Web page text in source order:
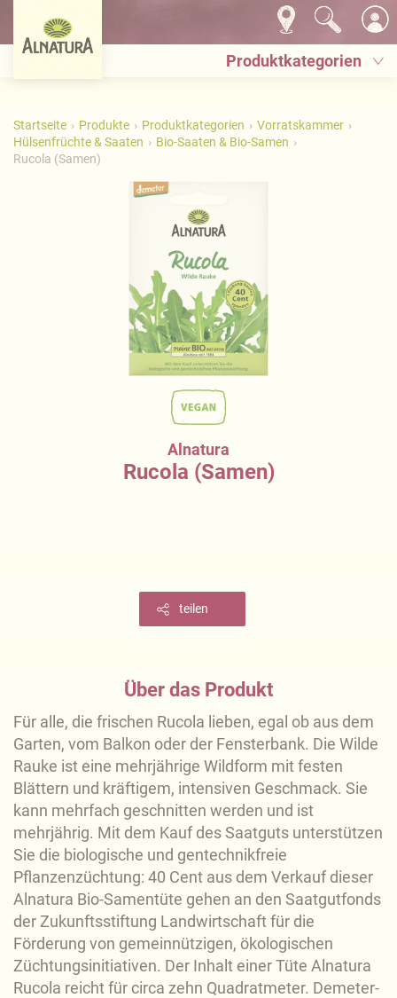
Produktkategorien
Startseite Produkte Produktkategorien
Vorratskammer
Hülsenfrüchte & Saaten
Bio-Saaten & Bio-Samen
Rucola (Samen)
Alnatura
Rucola (Samen)
teilen
Über das Produkt
Für alle, die frischen Rucola lieben, egal ob aus dem
Garten, vom Balkon oder der Fensterbank. Die Wilde
Rauke ist eine mehrjährige Wildform mit festen
Blättern und kräftigem, intensiven Geschmack. Sie
kann mehrfach geschnitten werden und ist
mehrjährig. Mit dem Kauf des Saatguts unterstützen
Sie die biologische und gentechnikfreie
Pflanzenzüchtung: 40 Cent aus dem Verkauf dieser
Alnatura Bio-Samentüte gehen an den Saatgutfonds
der Zukunftsstiftung Landwirtschaft für die
Förderung von gemeinnützigen, ökologischen
Züchtungsinitiativen. Der Inhalt einer Tüte Alnatura
Rucola reicht für circa zehn Quadratmeter. Demeter-